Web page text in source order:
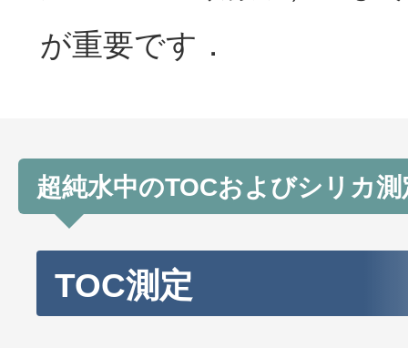
が重要です．
超純水中のTOCおよびシリカ測
TOC測定